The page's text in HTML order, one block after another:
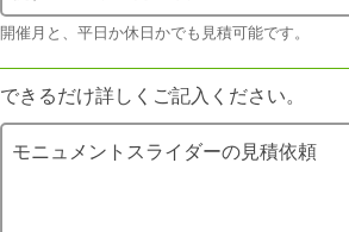
開催月と、平日か休日かでも見積可能です。
できるだけ詳しくご記入ください。